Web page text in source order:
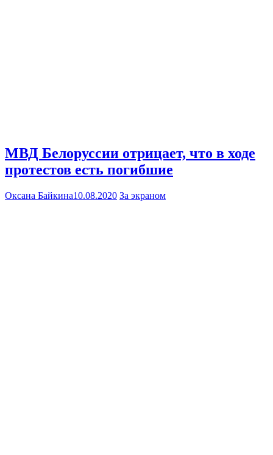
МВД Белоруссии отрицает, что в ходе
протестов есть погибшие
Оксана Байкина10.08.2020 За экраном